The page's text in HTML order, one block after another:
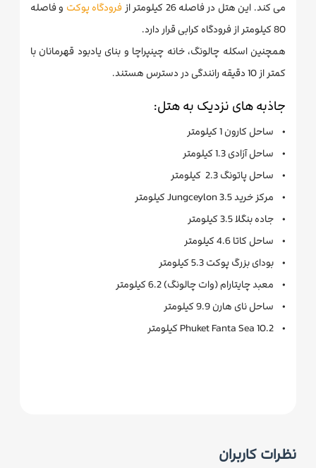
می کند. این هتل در فاصله 26 کیلومتر از فرودگاه پوکت و فاصله
80 کیلومتر از فرودگاه کرابی قرار دارد.
همچنین اسکله چالونگ، خانه چینپراچا و بنای یادبود قهرمانان با
کمتر از 10 دقیقه رانندگی در دسترس هستند.
جاذبه های نزدیک به هتل:
• ساحل کارون 1 کیلومتر
• ساحل آزادی 1.3 کیلومتر
• ساحل پاتونگ 2.3 کیلومتر
• مرکز خرید Jungceylon 3.5 کیلومتر
• جاده بنگلا 3.5 کیلومتر
• ساحل کاتا 4.6 کیلومتر
• بودای بزرگ پوکت 5.3 کیلومتر
• معبد چایتارام (وات چالونگ) 6.2 کیلومتر
• ساحل نای هارن 9.9 کیلومتر
• Phuket Fanta Sea 10.2 کیلومتر
نظرات کاربران